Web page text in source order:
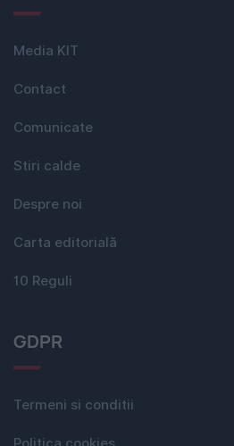
Media KIT
Contact
Comunicate
Stiri calde
Despre noi
Carta editorială
10 Reguli
GDPR
Termeni si conditii